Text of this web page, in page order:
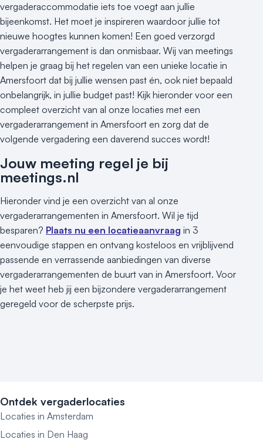
vergaderaccommodatie iets toe voegt aan jullie
bijeenkomst. Het moet je inspireren waardoor jullie tot
nieuwe hoogtes kunnen komen! Een goed verzorgd
vergaderarrangement is dan onmisbaar. Wij van meetings
helpen je graag bij het regelen van een unieke locatie in
Amersfoort dat bij jullie wensen past én, ook niet bepaald
onbelangrijk, in jullie budget past! Kijk hieronder voor een
compleet overzicht van al onze locaties met een
vergaderarrangement in Amersfoort en zorg dat de
volgende vergadering een daverend succes wordt!
Jouw meeting regel je bij
meetings.nl
Hieronder vind je een overzicht van al onze
vergaderarrangementen in Amersfoort. Wil je tijd
besparen? Plaats nu een locatieaanvraag in 3
eenvoudige stappen en ontvang kosteloos en vrijblijvend
passende en verrassende aanbiedingen van diverse
vergaderarrangementen de buurt van in Amersfoort. Voor
je het weet heb jij een bijzondere vergaderarrangement
geregeld voor de scherpste prijs.
Ontdek vergaderlocaties
Locaties in Amsterdam
Locaties in Den Haag